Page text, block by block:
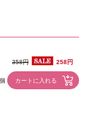
358円 258円
個